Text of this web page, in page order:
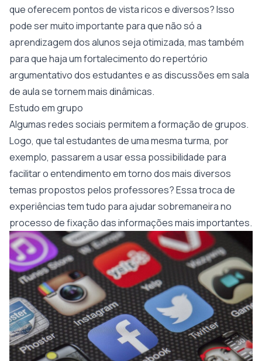
que oferecem pontos de vista ricos e diversos? Isso
pode ser muito importante para que não só a
aprendizagem dos alunos seja otimizada, mas também
para que haja um fortalecimento do repertório
argumentativo dos estudantes e as discussões em sala
de aula se tornem mais dinâmicas.
Estudo em grupo
Algumas redes sociais permitem a formação de grupos.
Logo, que tal estudantes de uma mesma turma, por
exemplo, passarem a usar essa possibilidade para
facilitar o entendimento em torno dos mais diversos
temas propostos pelos professores? Essa troca de
experiências tem tudo para ajudar sobremaneira no
processo de fixação das informações mais importantes.